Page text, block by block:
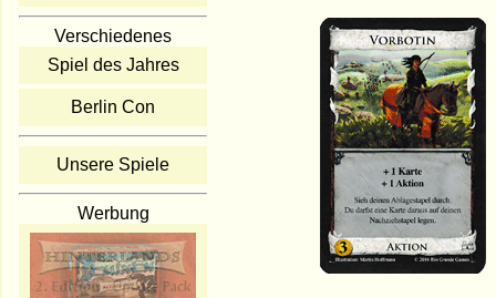
Verschiedenes
Spiel des Jahres
Berlin Con
Unsere Spiele
Werbung